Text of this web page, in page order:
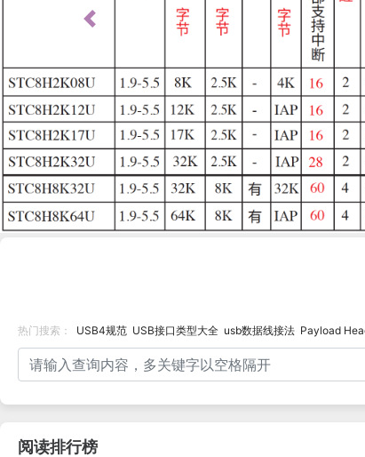
热门搜索： USB4规范 USB接口类型大全 usb数据线接法 Payload
阅读排行榜